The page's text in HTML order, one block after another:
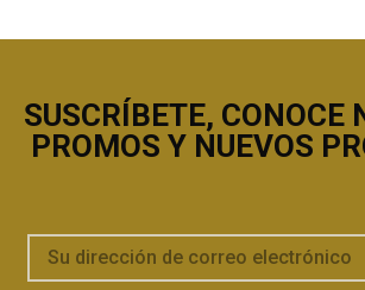
SUSCRÍBETE, CONOCE
PROMOS Y NUEVOS